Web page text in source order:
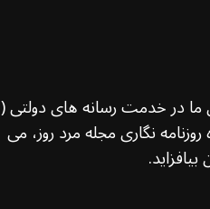
ما در خدمت رسانه های دولتی (
نگاری مجله مرد روز، می